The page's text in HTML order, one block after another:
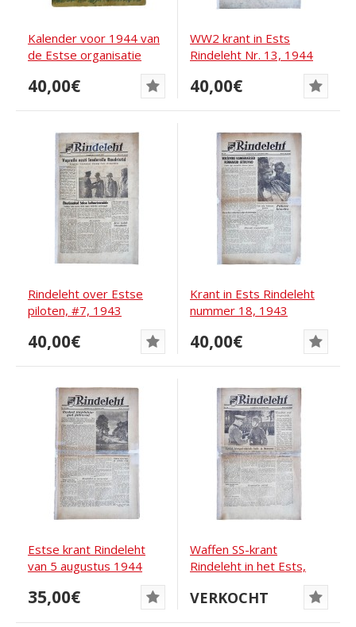
Kalender voor 1944 van
de Estse organisatie
40,00€
WW2 krant in Ests
Rindeleht Nr. 13, 1944
40,00€
Rindeleht over Estse
piloten, #7, 1943
40,00€
Krant in Ests Rindeleht
nummer 18, 1943
40,00€
Estse krant Rindeleht
van 5 augustus 1944
35,00€
Waffen SS-krant
Rindeleht in het Ests,
VERKOCHT